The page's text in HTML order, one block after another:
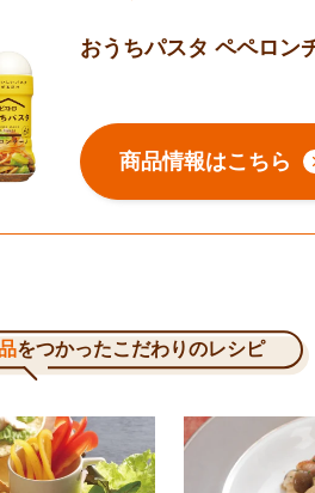
おうちパスタ ペペロン
商品情報はこちら
をつかったこだわりのレシピ